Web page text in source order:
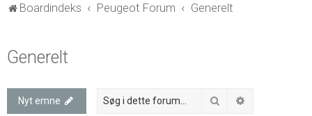
Boardindeks Peugeot Forum Generelt
Generelt
Nyt emne Søg